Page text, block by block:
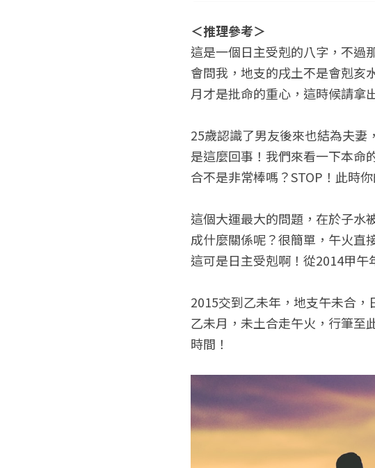
＜推理參考＞
這是一個日主受剋的八字，不過
會問我，地支的戌土不是會剋亥
月才是批命的重心，這時候請拿
25歲認識了男友後來也結為夫妻
是這麼回事！我們來看一下本命
合不是非常棒嗎？STOP！此時
這個大運最大的問題，在於子水
成什麼關係呢？很簡單，午火直
這可是日主受剋啊！從2014甲
2015交到乙未年，地支午未合
乙未月，未土合走午火，行筆至
時間！